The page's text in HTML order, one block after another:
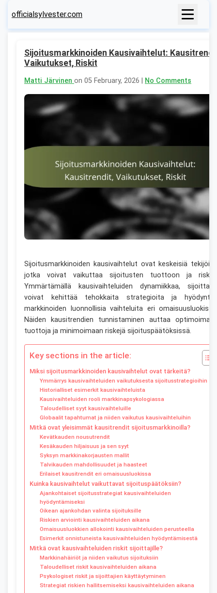
officialsylvester.com
Sijoitusmarkkinoiden Kausivaihtelut:
Vaikutukset, Riskit
Matti Järvinen on 05 February, 2026 | No Comments
Sijoitusmarkkinoiden kausivaihtelut ovat keskeisiä
jotka voivat vaikuttaa sijoitusten tuottoon ja
Ymmärtämällä kausivaihteluiden dynamiikkaa,
voivat kehittää tehokkaita strategioita ja
markkinoiden luonnollisia vaihteluita eri
Näiden kausitrendien tunnistaminen auttaa
tuottoja ja minimoimaan riskejä sijoituspäätöksissä.
Key sections in the article:
Miksi sijoitusmarkkinoiden kausivaihtelut ovat tärkeitä?
Ymmärrys kausivaihteluiden vaikutuksesta sijoitusstrategioihin
Historialliset esimerkit kausivaihteluista
Kausivaihteluiden rooli markkinapsykologiassa
Taloudelliset syyt kausivaihteluille
Globaalit tapahtumat ja niiden vaikutus kausivaihteluihin
Mitkä ovat yleisimmät kausitrendit sijoitusmarkkinoilla?
Kevätkauden nousutrendit
Kesäkauden hiljaisuus ja sen syyt
Syksyn markkinakorjausten mallit
Talvikauden mahdollisuudet ja haasteet
Erilaiset kausitrendit eri omaisuusluokissa
Kuinka kausivaihtelut vaikuttavat sijoituspäätöksiin?
Ajankohtaiset sijoitusstrategiat kausivaihteluiden
hyödyntämiseksi
Oikean ajankohdan valinta sijoituksille
Riskien arviointi kausivaihteluiden aikana
Omaisuusluokkien allokointi kausivaihteluiden perusteella
Esimerkit onnistuneista kausivaihteluiden hyödyntämisestä
Mitkä ovat kausivaihteluiden riskit sijoittajille?
Markkinahäiriöt ja niiden vaikutus sijoituksiin
Taloudelliset riskit kausivaihteluiden aikana
Psykologiset riskit ja sijoittajien käyttäytyminen
Strategiat riskien hallitsemiseksi kausivaihteluiden aikana